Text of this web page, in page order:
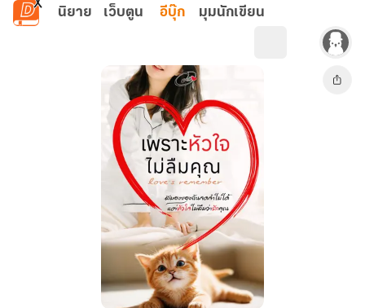
ข้ามไปยังเนื้อหาหลัก
นิยาย เว็บตูน อีบุ๊ก มุมนักเขียน